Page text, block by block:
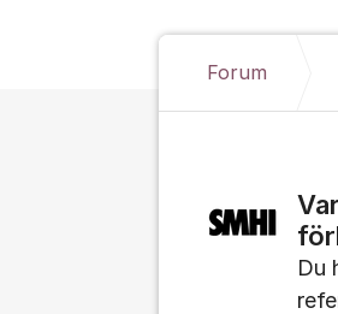
Forum
Du